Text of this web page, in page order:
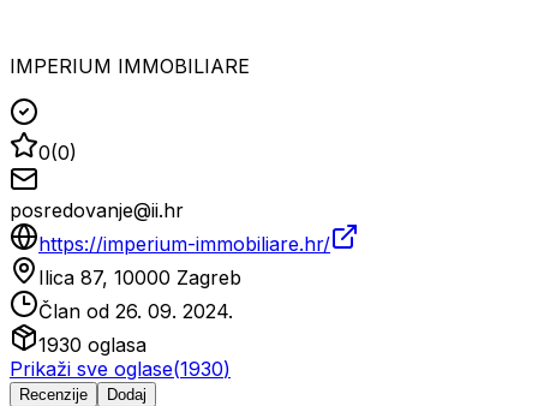
IMPERIUM IMMOBILIARE
0(0)
posredovanje@ii.hr
https://imperium-immobiliare.hr/
Ilica 87, 10000 Zagreb
Član od 26. 09. 2024.
1930 oglasa
Prikaži sve oglase(1930)
Recenzije Dodaj